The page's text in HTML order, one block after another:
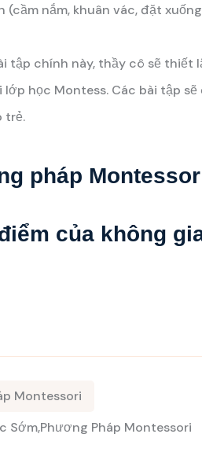
(cầm nắm, khuân vác, đặt
tập chính này, thầy cô sẽ thiết
học Montess. Các bài tập
trẻ.
pháp
của không
Montessori
SớmPhương Pháp Montessori